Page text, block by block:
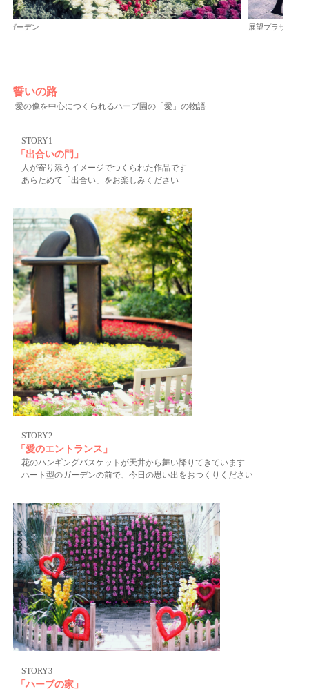
展望プラザ
誓いの路
愛の像を中心につくられるハーブ園の「愛」の物語
STORY1
「出合いの門」
人が寄り添うイメージでつくられた作品です
あらためて「出合い」をお楽しみください
STORY2
「愛のエントランス」
花のハンギングバスケットが天井から舞い降りてきています
ハート型のガーデンの前で、今日の思い出をおつくりください
STORY3
「ハーブの家」